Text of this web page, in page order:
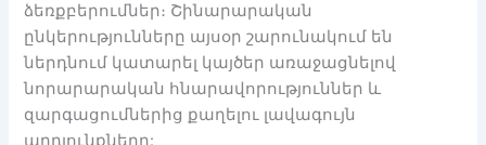
ձեռքբերումներ։ Շինարարական
ընկերությունները այսօր շարունակում են
ներդնում կատարել կայծեր առաջացնելով
նորարարական հնարավորություններ և
զարգացումներից քաղելու լավագույն
արդյունքները: